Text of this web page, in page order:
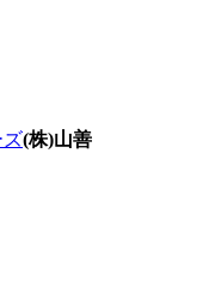
ズ(株)山善